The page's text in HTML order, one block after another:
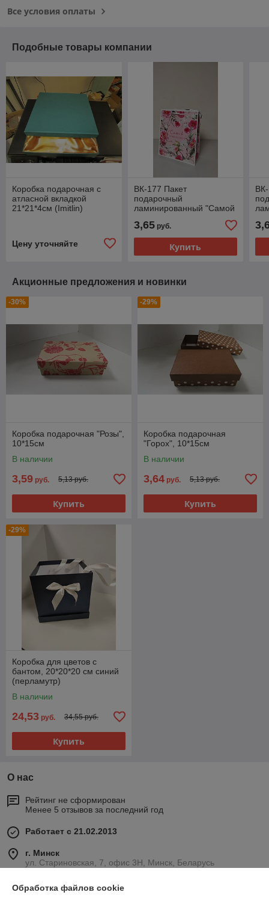
Все условия оплаты
Подобные товары компании
Коробка подарочная с
атласной вкладкой
21*21*4см (Imitlin)
Цену уточняйте
ВК-177 Пакет
подарочный
ламинированный "Самой
прекрасной", 21*25*8 см
3,65руб.
Купить
Акционные предложения и новинки
-30%
Коробка подарочная "Розы",
10*15см
В наличии
3,59 руб. 5,13 руб.
Купить
-29%
Коробка подарочная
"Горох", 10*15см
В наличии
3,64 руб. 5,13 руб.
Купить
-29%
Коробка для цветов c
бантом, 20*20*20 см синий
(перламутр)
В наличии
24,53 руб. 34,55 руб.
Купить
О нас
Рейтинг не сформирован
Менее 5 отзывов за последний год
Работает с 21.02.2013
г. Минск
ул. Стариновская, 7, офис 3Н, Минск, Беларусь
Контакты
Обработка файлов cookie